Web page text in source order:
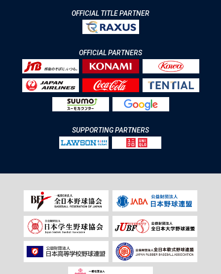
OFFICIAL TITLE PARTNER
OFFICIAL PARTNERS
SUPPORTING PARTNERS